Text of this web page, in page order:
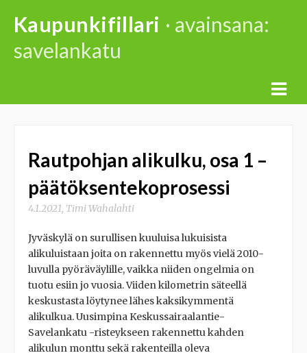
content
Kaupunkifillari · avainsana:
savelankatu
Rautpohjan alikulku, osa 1 –
päätöksentekoprosessi
4.1.2021, Timi Wahalahti
Jyväskylä on surullisen kuuluisa lukuisista
alikuluistaan joita on rakennettu myös vielä 2010-
luvulla pyöräväylille, vaikka niiden ongelmia on
tuotu esiin jo vuosia. Viiden kilometrin säteellä
keskustasta löytynee lähes kaksikymmentä
alikulkua. Uusimpina Keskussairaalantie-
Savelankatu -risteykseen rakennettu kahden
alikulun monttu sekä rakenteilla oleva